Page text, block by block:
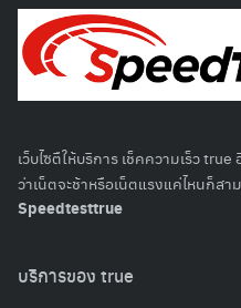
เว็บไซตืให้บริการ เช็คความเร็ว true
ว่าเน็ตจะช้าหรือเน็ตแรงแค่ไหนก็สา
Speedtesttrue
บริการของ true